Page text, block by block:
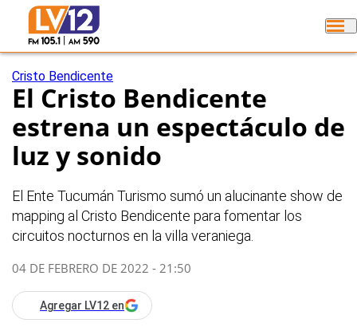
Cristo Bendicente
El Cristo Bendicente
estrena un espectáculo de
luz y sonido
El Ente Tucumán Turismo sumó un alucinante show de
mapping al Cristo Bendicente para fomentar los
circuitos nocturnos en la villa veraniega.
04 DE FEBRERO DE 2022 - 21:50
Agregar LV12 en